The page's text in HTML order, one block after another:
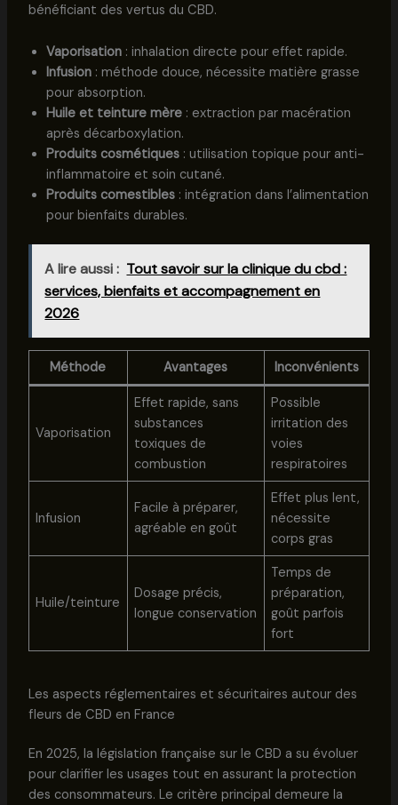
bénéficiant des vertus du CBD.
Vaporisation: inhalation directe pour effet rapide.
Infusion: méthode douce, nécessite matière grasse
pour absorption.
Huile et teinture mère: extraction par macération
après décarboxylation.
Produits cosmétiques: utilisation topique pour anti-
inflammatoire et soin cutané.
Produits comestibles: intégration dans l’alimentation
pour bienfaits durables.
A lire aussi : Tout savoir sur la clinique du cbd :
services, bienfaits et accompagnement en
2026
Méthode Avantages Inconvénients
Vaporisation
Effet rapide, sans
substances
toxiques de
combustion
Possible
irritation des
voies
respiratoires
Infusion
Facile à préparer,
agréable en goût
Effet plus lent,
nécessite
corps gras
Huile/teinture
Dosage précis,
longue conservation
Temps de
préparation,
goût parfois
fort
Les aspects réglementaires et sécuritaires autour des
fleurs de CBD en France
En 2025, la législation française sur le CBD a su évoluer
pour clarifier les usages tout en assurant la protection
des consommateurs. Le critère principal demeure la